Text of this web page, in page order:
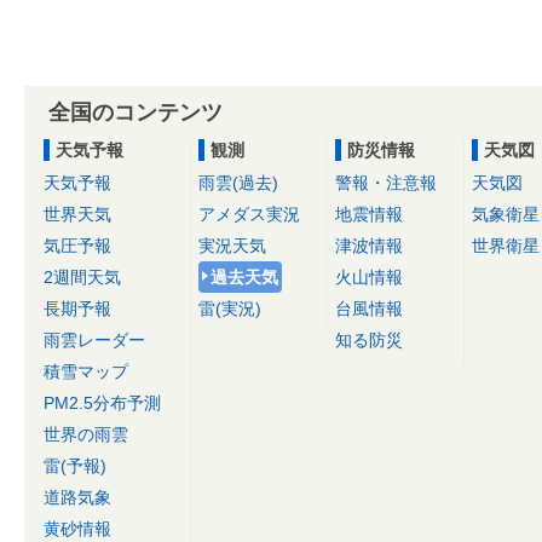
全国のコンテンツ
天気予報
天気予報
世界天気
気圧予報
2週間天気
長期予報
雨雲レーダー
積雪マップ
PM2.5分布予測
世界の雨雲
雷(予報)
道路気象
黄砂情報
観測
雨雲(過去)
アメダス実況
実況天気
過去天気
雷(実況)
防災情報
警報・注意報
地震情報
津波情報
火山情報
台風情報
知る防災
天気図
天気図
気象衛星
世界衛星